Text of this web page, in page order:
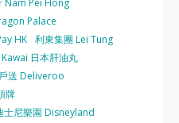
Nam Pei Hong
Palace
HK 利東集團 Lei Tung
Kawai 日本肝油丸
送 Deliveroo
牌
士尼樂園 Disneyland